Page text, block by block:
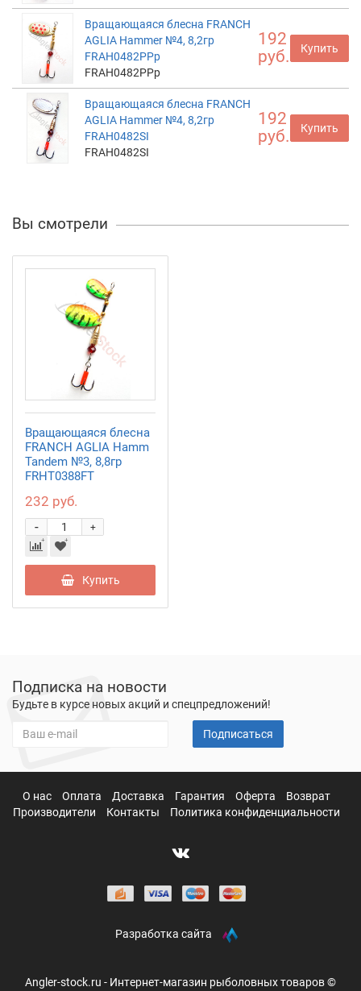
Вращающаяся блесна FRANCH
AGLIA Hammer №4, 8,2гр
FRAH0482PPp
FRAH0482PPp
192
руб.
Купить
Вращающаяся блесна FRANCH
AGLIA Hammer №4, 8,2гр
FRAH0482SI
FRAH0482SI
192
руб.
Купить
Вы смотрели
Вращающаяся блесна
FRANCH AGLIA Hamm
Tandem №3, 8,8гр
FRHT0388FT
232 руб.
+
-
Купить
Подписка на новости
Будьте в курсе новых акций и спецпредложений!
Подписаться
О нас Оплата Доставка Гарантия Оферта
Возврат
Производители
Контакты Политика конфиденциальности
Разработка сайта
Angler-stock.ru - Интернет-магазин рыболовных товаров ©